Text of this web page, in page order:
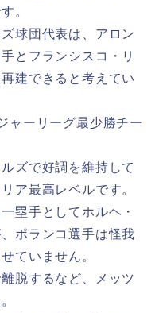
。
球団代表は、アロン
とフランシスコ・リ
建できると考えてい
ャーリーグ最少勝チー
ズで好調を維持して
ア最高レベルです。
塁手としてホルヘ・
ポランコ選手は怪我
ていません。
脱するなど、メッツ